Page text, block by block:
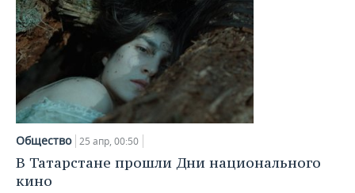
Общество 25 апр, 00:50
В Татарстане прошли Дни национального
кино